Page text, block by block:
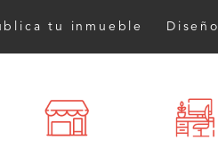
tu inmueble Diseño